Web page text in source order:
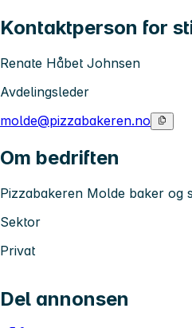
Kontaktperson for
Renate Håbet Johnsen
Avdelingsleder
molde@pizzabakeren.no
Om bedriften
Pizzabakeren Molde baker og
Sektor
Privat
Del annonsen